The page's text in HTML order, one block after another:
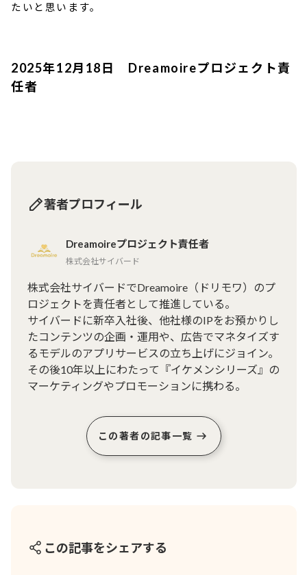
たいと思います。
2025年12月18日 Dreamoireプロジェクト責
任者
著者プロフィール
Dreamoireプロジェクト責任者
株式会社サイバード
株式会社サイバードでDreamoire（ドリモワ）のプ
ロジェクトを責任者として推進している。
サイバードに新卒入社後、他社様のIPをお預かりし
たコンテンツの企画・運用や、広告でマネタイズす
るモデルのアプリサービスの立ち上げにジョイン。
その後10年以上にわたって『イケメンシリーズ』の
マーケティングやプロモーションに携わる。
この著者の記事一覧
この記事をシェアする